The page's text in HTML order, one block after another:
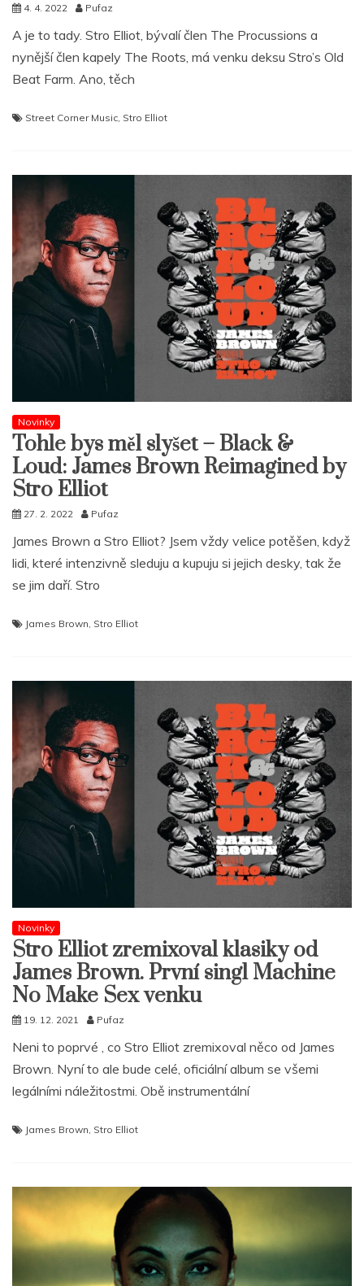
4. 4. 2022 Pufaz
A je to tady. Stro Elliot, bývalí člen The Procussions a
nynější člen kapely The Roots, má venku deksu Stro’s Old
Beat Farm. Ano, těch
Street Corner Music, Stro Elliot
Novinky
Tohle bys měl slyšet – Black &
Loud: James Brown Reimagined by
Stro Elliot
27. 2. 2022 Pufaz
James Brown a Stro Elliot? Jsem vždy velice potěšen, když
lidi, které intenzivně sleduju a kupuju si jejich desky, tak že
se jim daří. Stro
James Brown Stro Elliot
Novinky
Stro Elliot zremixoval klasiky od
James Brown. První singl Machine
No Make Sex venku
19. 12. 2021 Pufaz
Neni to poprvé , co Stro Elliot zremixoval něco od James
Brown. Nyní to ale bude celé, oficiální album se všemi
legálními náležitostmi. Obě instrumentální
James Brown Stro Elliot